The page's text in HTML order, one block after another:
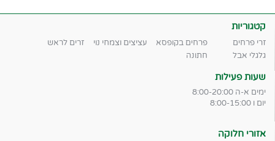
קטגוריות
זרי פרחים פרחים בקופסא עציצים וצמחי נוי
זרים לראש
גלגלי אבל
חתונה
שעות פעילות
ימים א-ה 8:00-20:00
יום ו 8:00-15:00
אזורי חלוקה